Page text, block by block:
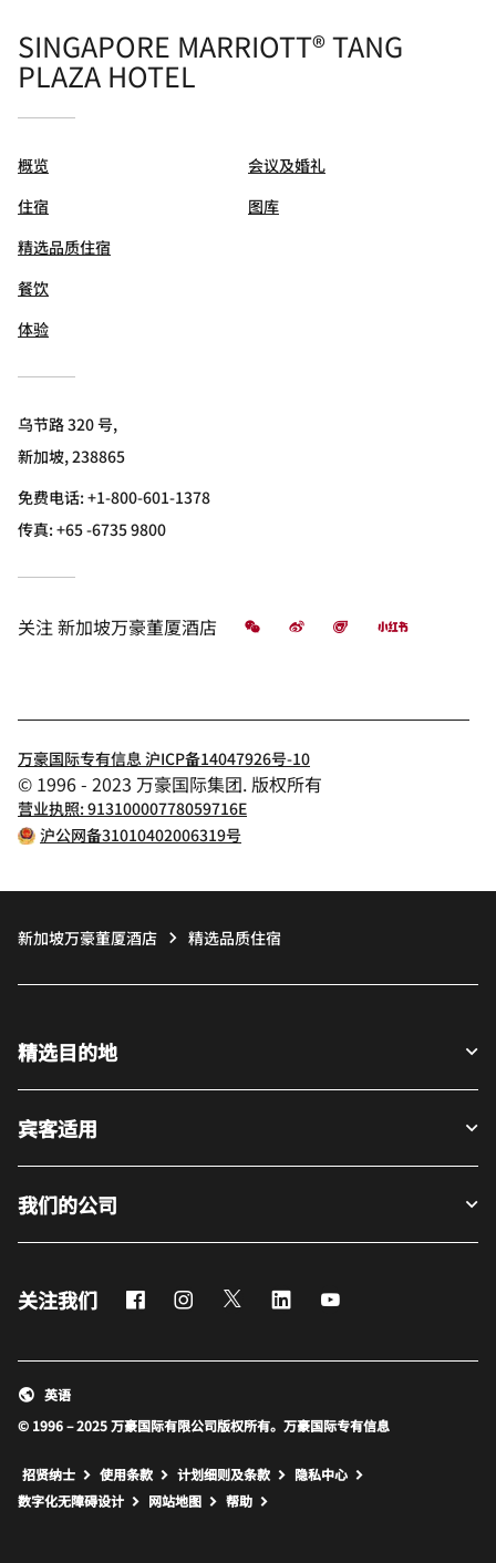
SINGAPORE MARRIOTT® TANG
PLAZA HOTEL
概览
住宿
精选品质住宿
餐饮
体验
会议及婚礼
图库
乌节路 320 号,
新加坡, 238865
免费电话:+1-800-601-1378
传真:+65 -6735 9800
关注 新加坡万豪董厦酒店 微信 微博 飞猪 小红书
万豪国际专有信息 沪ICP备14047926号-10
© 1996 - 2023 万豪国际集团. 版权所有
营业执照: 91310000778059716E
沪公网备31010402006319号
新加坡万豪董厦酒店 精选品质住宿
精选目的地
宾客适用
我们的公司
关注我们 FacebookInstagram
Twitter LinkedIn
© 1996 – 2025 万豪国际有限公司版权所有。万豪国际专有信息
英语
招贤纳士 使用条款 计划细则及条款
隐私中心
数字化无障碍设计
网站地图 打开新窗口
帮助